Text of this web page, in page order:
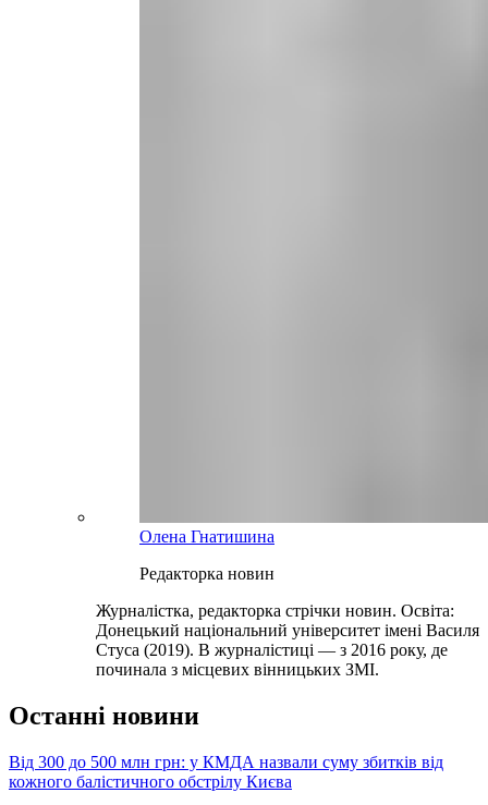
Олена Гнатишина
Редакторка новин
Журналістка, редакторка стрічки новин. Освіта:
Донецький національний університет імені Василя
Стуса (2019). В журналістиці — з 2016 року, де
починала з місцевих вінницьких ЗМІ.
Останні новини
Від 300 до 500 млн грн: у КМДА назвали суму збитків від
кожного балістичного обстрілу Києва